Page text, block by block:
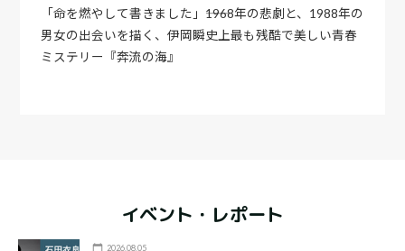
「命を燃やして書きました」――1968年の悲劇と、1988年の
男女の出会いを描く、伊岡瞬史上最も残酷で美しい青春
ミステリー『奔流の海』
イベント・レポート
2026.08.05